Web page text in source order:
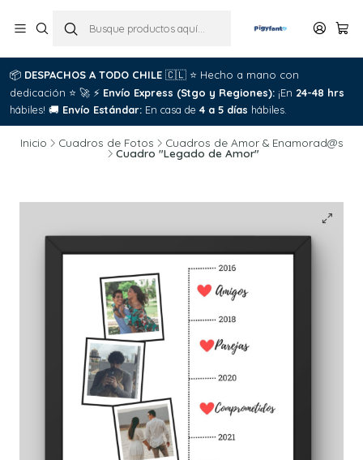
📦 DESPACHOS A TODO CHILE 🇨🇱 ⭐ Hecho a mano con
dedicación ⭐ 🚀 ⚡ Envío Express (Stgo y Regiones): ¡En 24-48 hrs
hábiles! 🚚 Envío Estándar: En casa de 4 a 5 días hábiles.
Inicio Cuadros de Fotos Cuadros de Amor & Enamorad@s
Cuadro "Legado de Amor"